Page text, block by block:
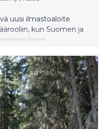
uusi ilmastoaloite
kun Suomen ja
Maa- ja
esittelee Sipilän
heti akatemian
klo 18.15
Sekä Sipilä että
kanssa.